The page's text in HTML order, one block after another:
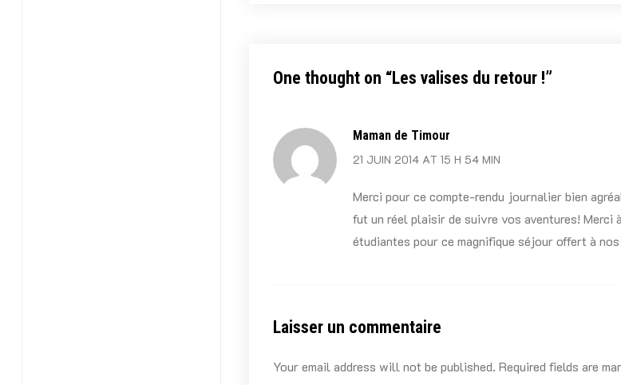
One thought on “Les valises du retour !”
Maman de Timour
21 JUIN 2014 AT 15 H 54 MIN
Merci pour ce compte-rendu journalier bien
fut un réel plaisir de suivre vos aventures!
étudiantes pour ce magnifique séjour offert à
Laisser un commentaire
Your email address will not be published. Required fields are